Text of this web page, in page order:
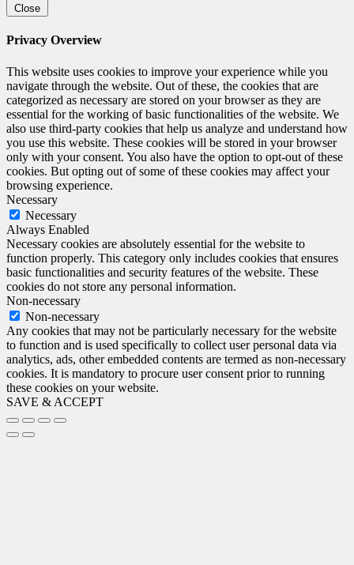
Close
Privacy Overview
This website uses cookies to improve your experience while you
navigate through the website. Out of these, the cookies that are
categorized as necessary are stored on your browser as they are
essential for the working of basic functionalities of the website. We
also use third-party cookies that help us analyze and understand how
you use this website. These cookies will be stored in your browser
only with your consent. You also have the option to opt-out of these
cookies. But opting out of some of these cookies may affect your
browsing experience.
Necessary
Necessary
Always Enabled
Necessary cookies are absolutely essential for the website to
function properly. This category only includes cookies that ensures
basic functionalities and security features of the website. These
cookies do not store any personal information.
Non-necessary
Non-necessary
Any cookies that may not be particularly necessary for the website
to function and is used specifically to collect user personal data via
analytics, ads, other embedded contents are termed as non-necessary
cookies. It is mandatory to procure user consent prior to running
these cookies on your website.
SAVE & ACCEPT